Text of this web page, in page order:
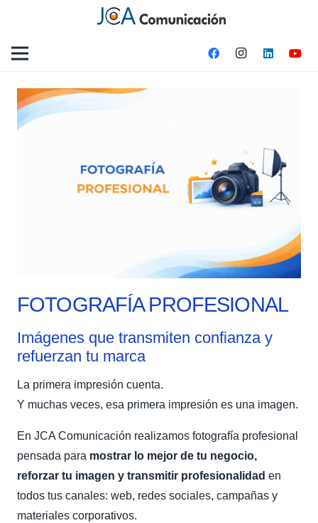
FOTOGRAFÍA PROFESIONAL
Imágenes que transmiten confianza y
refuerzan tu marca
La primera impresión cuenta.
Y muchas veces, esa primera impresión es una imagen.
En JCA Comunicación realizamos fotografía profesional
pensada para mostrar lo mejor de tu negocio,
reforzar tu imagen y transmitir profesionalidad en
todos tus canales: web, redes sociales, campañas y
materiales corporativos.